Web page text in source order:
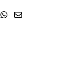
LinkedInWhatsapp
Share